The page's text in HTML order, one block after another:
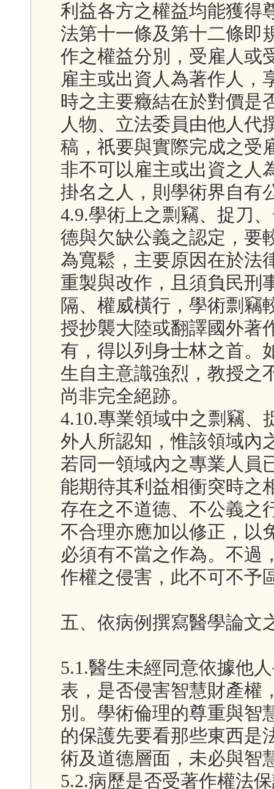
利益各方之權益均能獲得
法第十一條及第十二條即
作之權益分別，受雇人或
雇主或出資人為著作人，
時之主要癥結在於對價是
人物、立法委員由他人代
稿，祇要與實際完成之受
非不可以雇主或出資之人
掛名之人，則學術界自有
4.9.學術上之剽竊、捉刀
德與欠缺公義之認定，要
為寬鬆，主要原因在於法
重製與改作，且須負民刑
隔、權威橫行，學術剽竊
授抄襲大陸或翻譯國外著
有，得以列身士林之首。
生自主意識強烈，教授之
尚非完全絕跡。
4.10.專業領域中之剽竊、
外人所認知，惟該領域內
若同一領域內之專業人員
能期待其利益相衝突時之
存在之不道德、不公義之
不合理亦應加以修正，以
必須有不當之作為。不過
作權之侵害，此不可不予
五、依病例撰寫醫學論文
5.1.醫生未經同意依據他
表，是否侵害智慧財產權
別。學術倫理的尊重與智
的保護先要看那些東西是
術及道德層面，未必與智
5.2.病歷是否受著作權法